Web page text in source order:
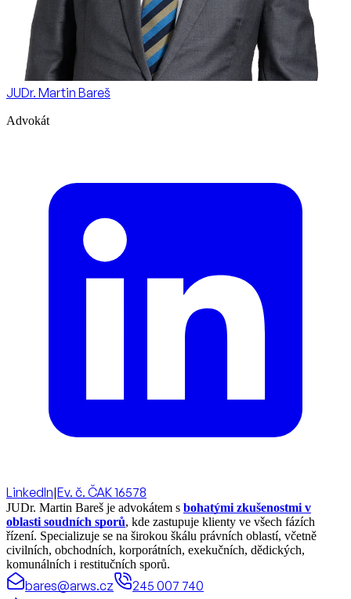
JUDr. Martin Bareš
Advokát
LinkedIn|Ev. č. ČAK 16578
JUDr. Martin Bareš je advokátem s bohatými zkušenostmi v
oblasti soudních sporů, kde zastupuje klienty ve všech fázích
řízení. Specializuje se na širokou škálu právních oblastí, včetně
civilních, obchodních, korporátních, exekučních, dědických,
komunálních i restitučních sporů.
bares@arws.cz 245 007 740